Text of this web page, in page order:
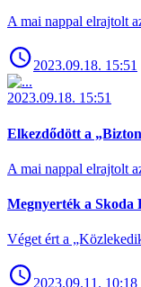
A mai nappal elrajtolt
2023.09.18. 15:51
2023.09.18. 15:51
Elkezdődött a
A mai nappal elrajtolt
Megnyerték a Skoda
Véget ért a
2023.09.11. 10:18